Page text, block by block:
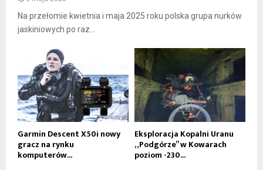
Na przełomie kwietnia i maja 2025 roku polska grupa nurków
jaskiniowych po raz...
Garmin Descent X50i nowy
gracz na rynku
komputerów...
Eksploracja Kopalni Uranu
„Podgórze” w Kowarach
poziom -230...